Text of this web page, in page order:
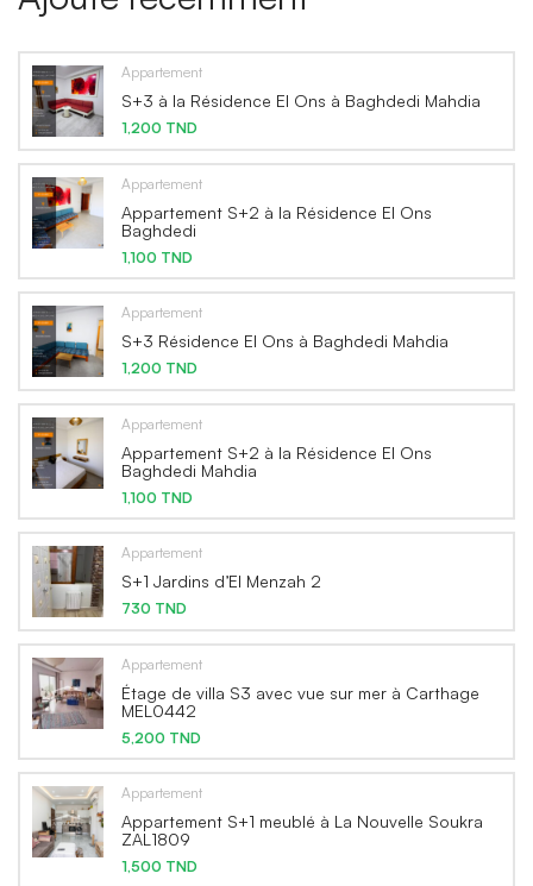
Appartement
S+3 à la Résidence El Ons à Baghdedi Mahdia
1,200 TND
Appartement
Appartement S+2 à la Résidence El Ons
Baghdedi
1,100 TND
Appartement
S+3 Résidence El Ons à Baghdedi Mahdia
1,200 TND
Appartement
Appartement S+2 à la Résidence El Ons
Baghdedi Mahdia
1,100 TND
Appartement
S+1 Jardins d’El Menzah 2
730 TND
Appartement
Étage de villa S3 avec vue sur mer à Carthage
MEL0442
5,200 TND
Appartement
Appartement S+1 meublé à La Nouvelle Soukra
ZAL1809
1,500 TND